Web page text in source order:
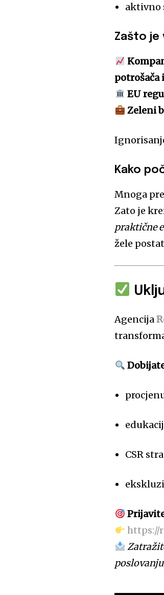
aktivno
Zašto je
potrošača
EU
Zeleni
Kako
Mnoga
Zato je
praktične
žele
Agencija
CSR
https://